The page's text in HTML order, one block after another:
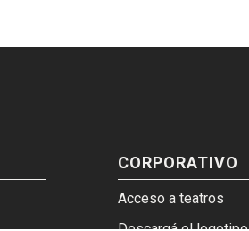
CORPORATIVO
Acceso a teatros